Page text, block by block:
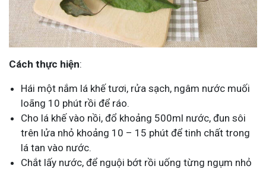
Cách thực hiện:
Hái một nắm lá khế tươi, rửa sạch, ngâm nước muối
loãng 10 phút rồi để ráo.
Cho lá khế vào nồi, đổ khoảng 500ml nước, đun sôi
trên lửa nhỏ khoảng 10 – 15 phút để tinh chất trong
lá tan vào nước.
Chắt lấy nước, để nguội bớt rồi uống từng ngụm nhỏ